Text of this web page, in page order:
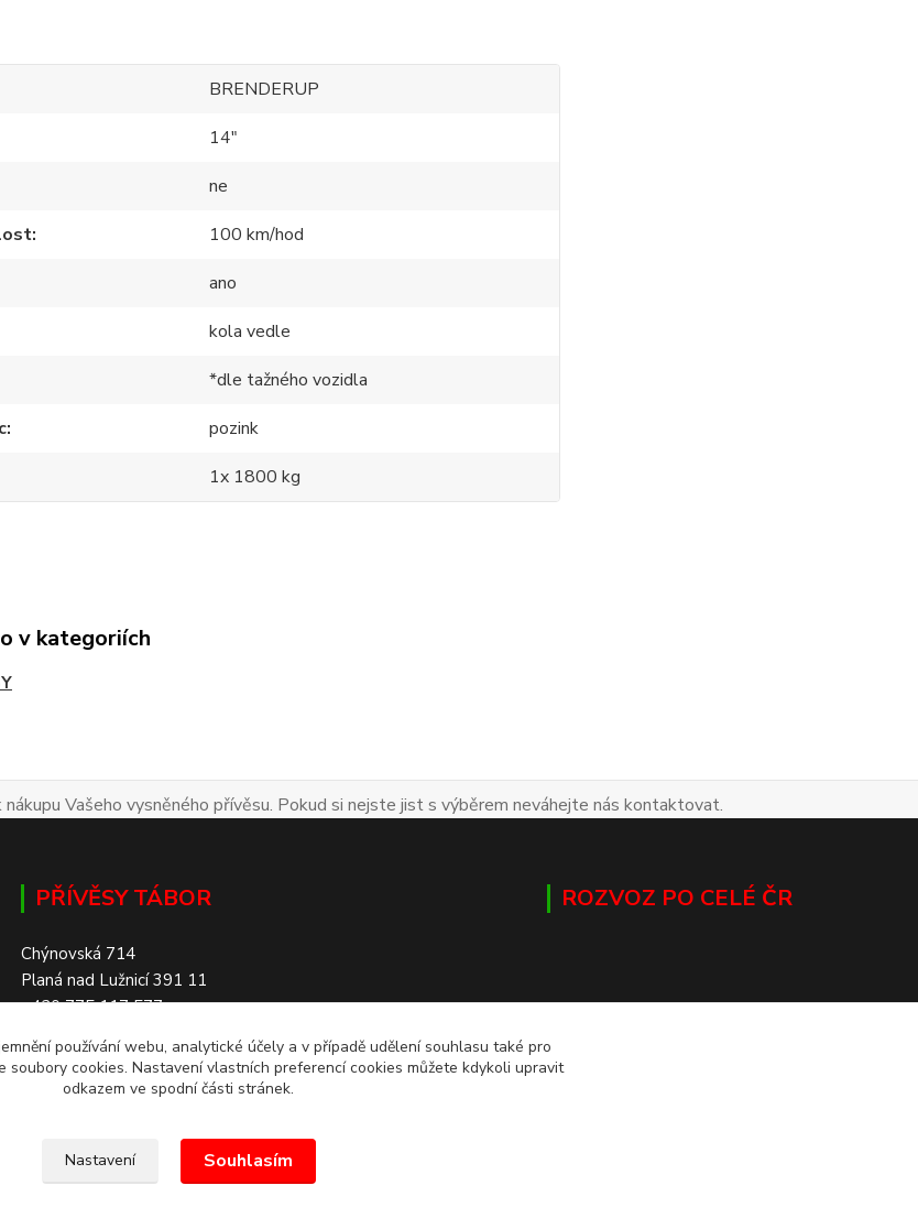
BRENDERUP
14"
ne
100 km/hod
ano
kola vedle
*dle tažného vozidla
pozink
1x 1800 kg
v kategoriích
Vašeho vysněného přívěsu. Pokud si nejste jist s výběrem neváhejte nás kontaktovat.
PŘÍVĚSY TÁBOR
Chýnovská 714
Planá nad Lužnicí 391 11
+420 775 117 577
SKLADEM 200+ PŘÍVĚSŮ
ROZVOZ PO CELÉ ČR
používání webu, analytické účely a v případě udělení souhlasu také pro
soubory cookies. Nastavení vlastních preferencí cookies můžete kdykoli upravit
odkazem ve spodní části stránek.
Nastavení Souhlasím